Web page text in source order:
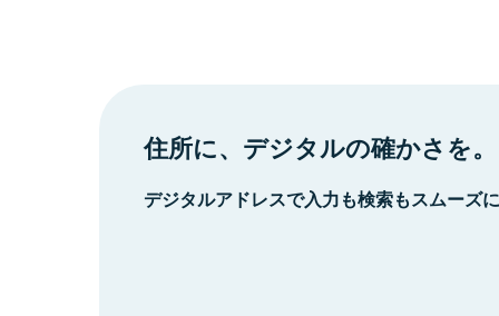
住所に、デジタルの確かさを。
デジタルアドレスで入力も検索もスムーズ